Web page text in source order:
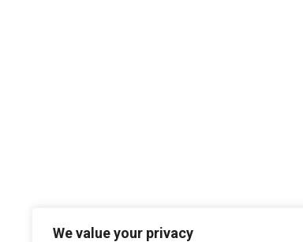
We value your privacy
Temos por Missão
cultura organizacional,